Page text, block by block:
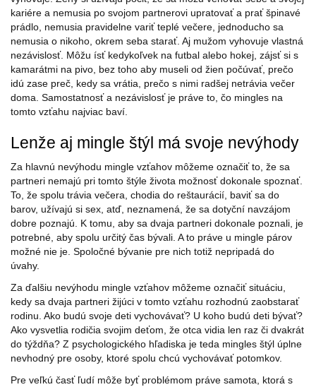
kariére a nemusia po svojom partnerovi upratovať a prať špinavé
prádlo, nemusia pravidelne variť teplé večere, jednoducho sa
nemusia o nikoho, okrem seba starať. Aj mužom vyhovuje vlastná
nezávislosť. Môžu ísť kedykoľvek na futbal alebo hokej, zájsť si s
kamarátmi na pivo, bez toho aby museli od žien počúvať, prečo
idú zase preč, kedy sa vrátia, prečo s nimi radšej netrávia večer
doma. Samostatnosť a nezávislosť je práve to, čo mingles na
tomto vzťahu najviac baví.
Lenže aj mingle štýl má svoje nevýhody
Za hlavnú nevýhodu mingle vzťahov môžeme označiť to, že sa
partneri nemajú pri tomto štýle života možnosť dokonale spoznať.
To, že spolu trávia večera, chodia do reštaurácií, baviť sa do
barov, užívajú si sex, atď, neznamená, že sa dotyční navzájom
dobre poznajú. K tomu, aby sa dvaja partneri dokonale poznali, je
potrebné, aby spolu určitý čas bývali. A to práve u mingle párov
možné nie je. Spoločné bývanie pre nich totiž nepripadá do
úvahy.
Za ďalšiu nevýhodu mingle vzťahov môžeme označiť situáciu,
kedy sa dvaja partneri žijúci v tomto vzťahu rozhodnú zaobstarať
rodinu. Ako budú svoje deti vychovávať? U koho budú deti bývať?
Ako vysvetlia rodičia svojim deťom, že otca vidia len raz či dvakrát
do týždňa? Z psychologického hľadiska je teda mingles štýl úplne
nevhodný pre osoby, ktoré spolu chcú vychovávať potomkov.
Pre veľkú časť ľudí môže byť problémom práve samota, ktorá s